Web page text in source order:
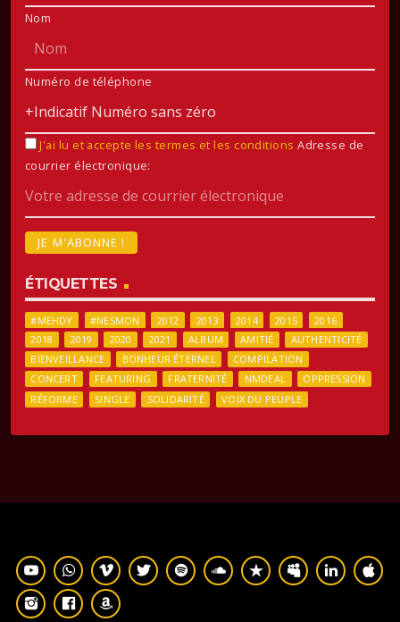
Nom
Numéro de téléphone
J'ai lu et accepte les termes et les conditions Adresse de
courrier électronique:
ÉTIQUETTES
#MEHDY #NESMON 2012 2013 2014 2015
2016
2018
2019 2020 2021 ALBUM AMITIÉ
AUTHENTICITÉ
BIENVEILLANCE
BONHEUR ÉTERNEL
COMPILATION
CONCERT
FEATURING FRATERNITÉ NMDEAL
OPPRESSION
RÉFORME
SINGLE SOLIDARITÉ VOIX DU PEUPLE